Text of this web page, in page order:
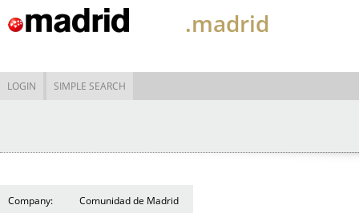
.madrid
LOGIN SIMPLE SEARCH
Company: Comunidad de Madrid